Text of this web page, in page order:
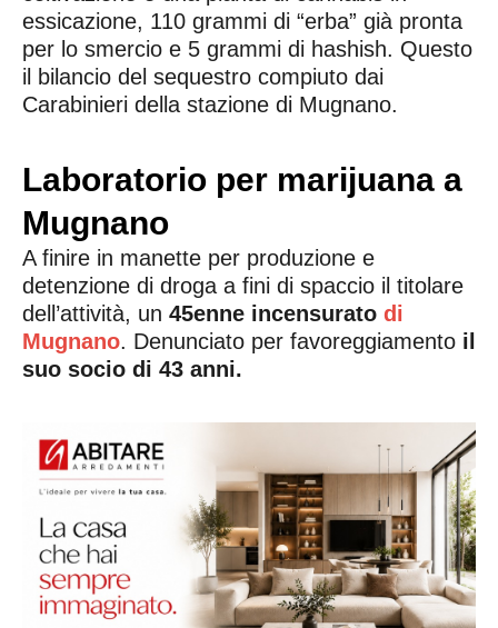
essicazione, 110 grammi di “erba” già pronta
per lo smercio e 5 grammi di hashish. Questo
il bilancio del sequestro compiuto dai
Carabinieri della stazione di Mugnano.
Laboratorio per marijuana a
Mugnano
A finire in manette per produzione e
detenzione di droga a fini di spaccio il titolare
dell’attività, un 45enne incensurato di
Mugnano. Denunciato per favoreggiamento il
suo socio di 43 anni.